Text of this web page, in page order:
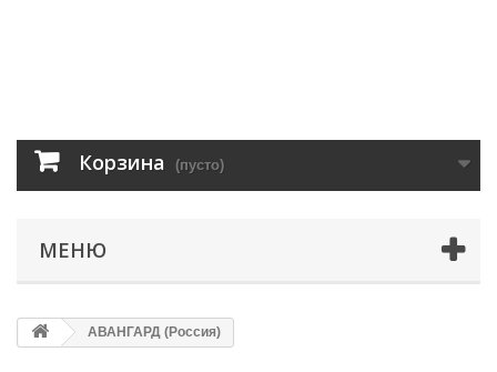
Корзина (пусто)
МЕНЮ
АВАНГАРД (Россия)